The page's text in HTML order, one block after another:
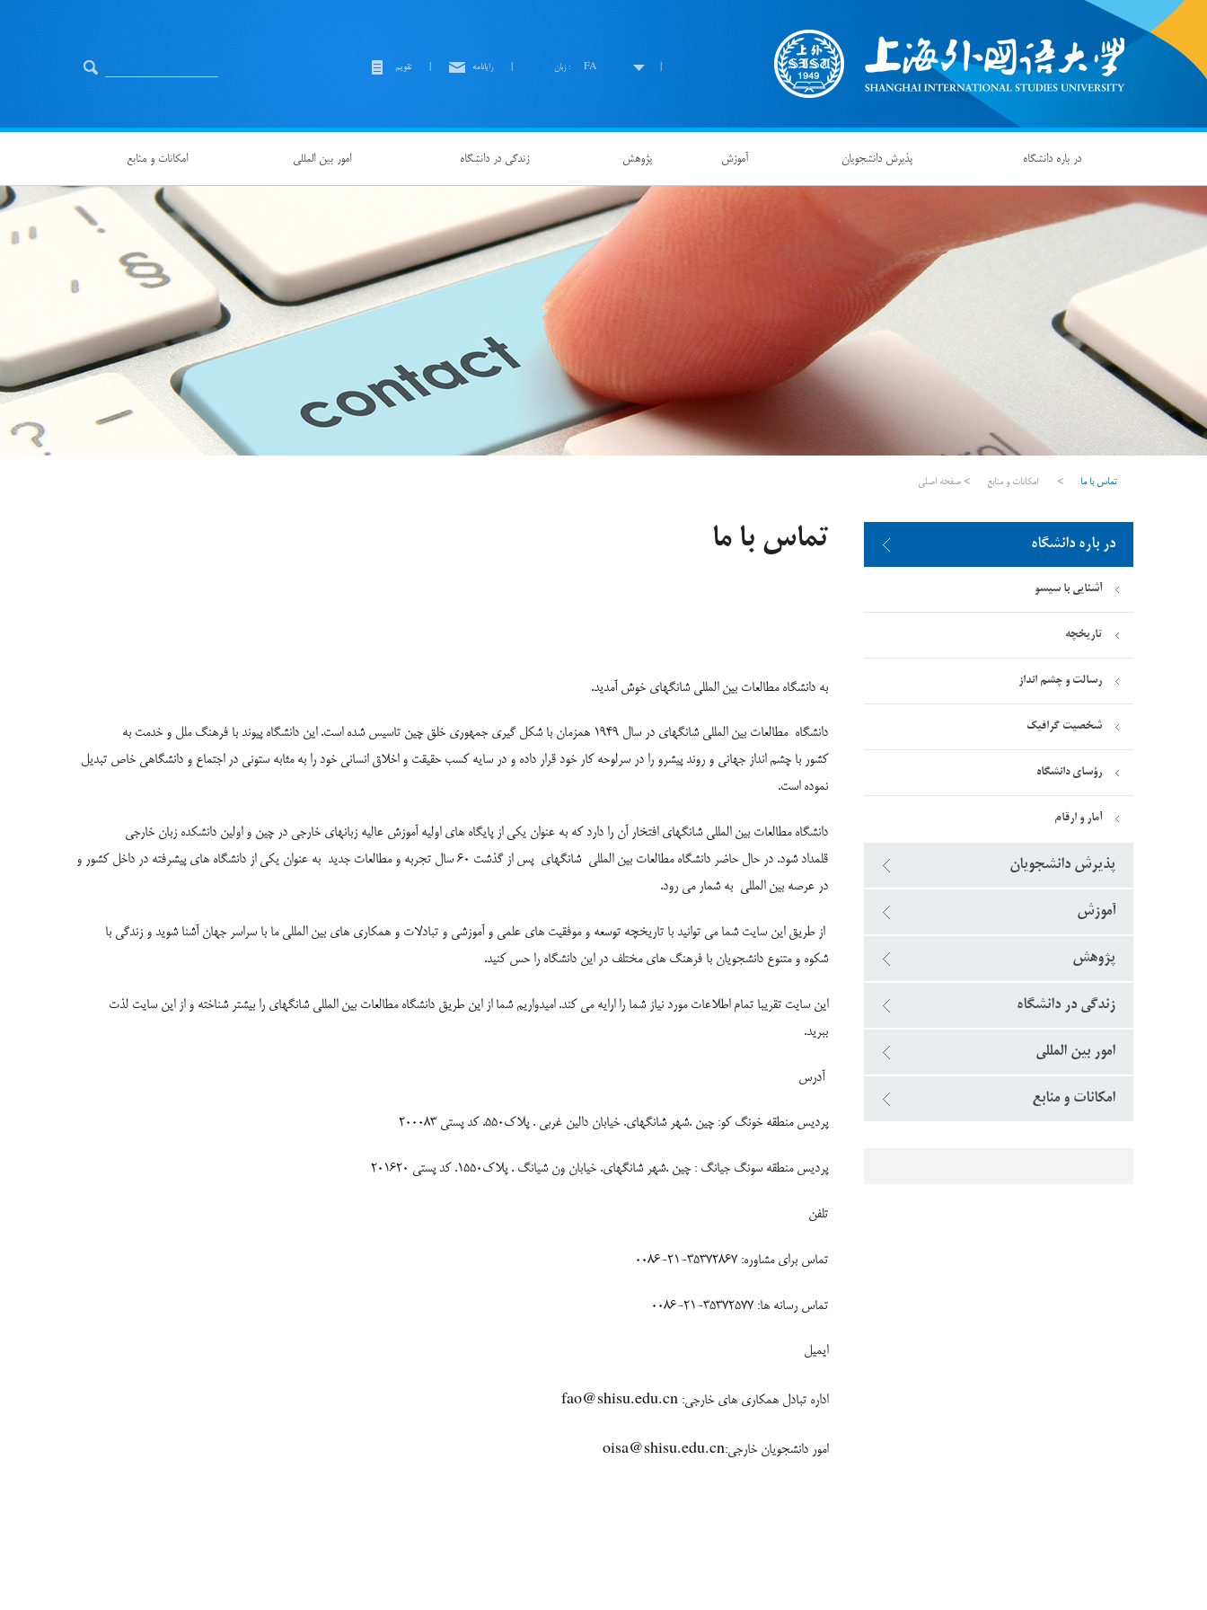
زبان : FA رايانامه تقویم
امکانات و منابع امور بین المللی زندگی در دانشگاه پژوهش آموزش پذیرش دانشجویان در باره دانشگاه
تماس با ما > امکانات و منابع > صفحه اصلی
در باره دانشگاه
آشنایی با سیسو
تاریخچه
رسالت و چشم انداز
شخصیت گرافیک
رؤسای دانشگاه
آمار و ارقام
پذیرش دانشجویان
آموزش
پژوهش
زندگی در دانشگاه
امور بین المللی
امکانات و منابع
تماس با ما
به دانشگاه مطالعات بین المللی شانگهای خوش آمدید.
دانشگاه
مطالعات بین المللی شانگهای در سال 1949 همزمان با شکل گیری جمهوری خلق چین تاسیس شده است. این دانشگاه پیوند با فرهنگ ملل و خدمت به
کشور با چشم انداز جهانی و روند پیشرو را در سرلوحه کار خود قرار داده و در سایه کسب حقیقت و اخلاق انسانی خود را به مثابه ستونی در اجتماع و دانشگاهی خاص تبدیل
نموده است.
دانشگاه مطالعات بین المللی شانگهای افتخار آن را دارد که به عنوان یکی از پایگاه های اولیه آموزش عالیه زبانهای خارجی در چین و اولین دانشکده زبان خارجی
قلمداد شود. در حال حاضر دانشگاه مطالعات بین المللی شانگهای پس از گذشت 60 سال تجربه و مطالعات جدید
به عنوان یکی از دانشگاه های پیشرفته در داخل کشور و
در عرصه بین المللی به شمار می رود.
از طریق این سایت شما می توانید با تاریخچه توسعه و موفقیت های علمی و آموزشی و تبادلات و همکاری های بین المللی ما با سراسر جهان آشنا شوید و زندگی با
شکوه و متنوع دانشجویان با فرهنگ های مختلف در این دانشگاه را حس کنید.
این سایت تقریبا تمام اطلاعات مورد نیاز شما را ارایه می کند. امیدواریم شما از این طریق دانشگاه مطالعات بین المللی شانگهای را بیشتر شناخته و از این سایت لذت
ببرید.
آدرس
پردیس منطقه خونگ کو: چین .شهر شانگهای. خیابان دالین غربی . پلاک550. کد پستی 200083
پردیس منطقه سونگ جیانگ : چین .شهر شانگهای. خیابان ون شیانگ . پلاک1550. کد پستی 201620
تلفن
تماس برای مشاوره: 35372867-21-0086
تماس رسانه ها: 35372577-21-0086
ایمیل
fao@shisu.edu.cn اداره تبادل همکاری های خارجی:
oisa@shisu.edu.cnامور دانشجویان خارجی: